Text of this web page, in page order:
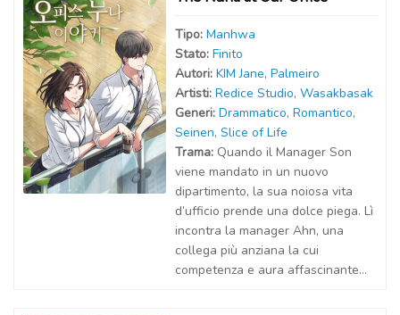
Tipo: Manhwa
Stato: Finito
Autori: KIM Jane, Palmeiro
Artisti: Redice Studio, Wasakbasak
Generi: Drammatico, Romantico,
Seinen, Slice of Life
Trama: Quando il Manager Son
viene mandato in un nuovo
dipartimento, la sua noiosa vita
d’ufficio prende una dolce piega. Lì
incontra la manager Ahn, una
collega più anziana la cui
competenza e aura affascinante...